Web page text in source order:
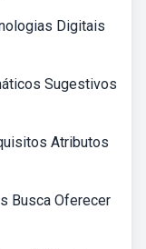
Digitais
Sugestivos
Atributos
Busca Oferecer